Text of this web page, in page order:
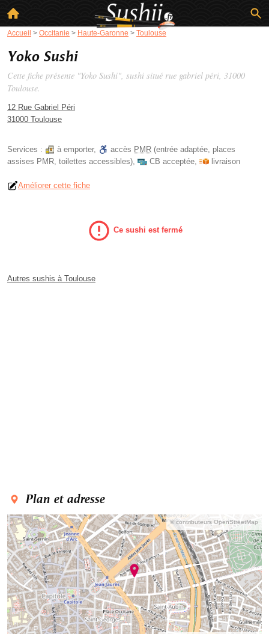
Accueil > Occitanie > Haute-Garonne > Toulouse
Yoko Sushi
Cette fiche présente "Yoko Sushi", sushi situé rue gabriel péri, 31000
Toulouse.
12 Rue Gabriel Péri
31000 Toulouse
Services : à emporter, accès PMR (entrée adaptée, places
assises PMR, toilettes accessibles), CB acceptée, livraison
Améliorer cette fiche
Ce sushi est fermé
Autres sushis à Toulouse
Plan et adresse
© contributeurs OpenStreetMap